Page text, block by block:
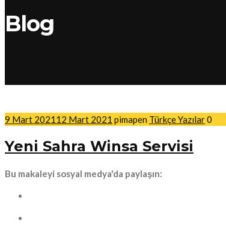
Blog
9 Mart 202112 Mart 2021 pimapen Türkçe Yazılar0
Yeni Sahra Winsa Servisi
Bu makaleyi sosyal medya'da paylaşın: